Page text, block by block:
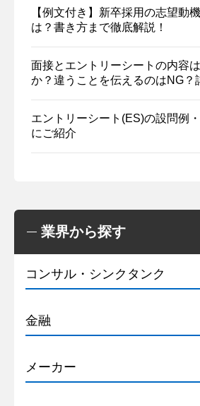
【例文付き】新卒採用の志望動
は？書き方まで徹底解説！
面接とエントリーシートの内容
か？違うことを伝えるのはNG？
エントリーシート(ES)の設問例
にご紹介
業界から探す
コンサル・シンクタンク
金融
メーカー